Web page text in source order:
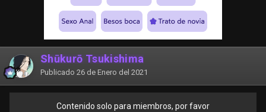
Shūkurō Tsukishima
Publicado 26 de Enero del 2021
Contenido solo para miembros, por favor